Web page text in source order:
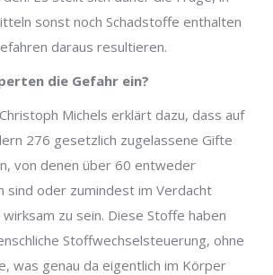
sonst noch Schadstoffe enthalten
daraus resultieren.
die Gefahr ein?
Michels erklärt dazu, dass auf
276 gesetzlich zugelassene Gifte
von denen über 60 entweder
sind oder zumindest im Verdacht
zu sein. Diese Stoffe haben
Stoffwechselsteuerung, ohne
was genau da eigentlich im Körper